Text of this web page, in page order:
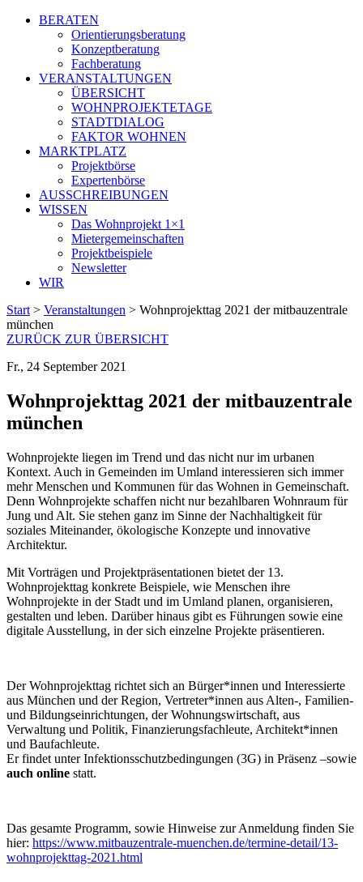
BERATEN
Orientierungsberatung
Konzeptberatung
Fachberatung
VERANSTALTUNGEN
ÜBERSICHT
WOHNPROJEKTETAGE
STADTDIALOG
FAKTOR WOHNEN
MARKTPLATZ
Projektbörse
Expertenbörse
AUSSCHREIBUNGEN
WISSEN
Das Wohnprojekt 1×1
Mietergemeinschaften
Projektbeispiele
Newsletter
WIR
Start > Veranstaltungen > Wohnprojekttag 2021 der mitbauzentrale
münchen
ZURÜCK ZUR ÜBERSICHT
Fr., 24 September 2021
Wohnprojekttag 2021 der mitbauzentrale
münchen
Wohnprojekte liegen im Trend und das nicht nur im urbanen
Kontext. Auch in Gemeinden im Umland interessieren sich immer
mehr Menschen und Kommunen für das Wohnen in Gemeinschaft.
Denn Wohnprojekte schaffen nicht nur bezahlbaren Wohnraum für
Jung und Alt. Sie stehen ganz im Sinne der Nachhaltigkeit für
soziales Miteinander, ökologische Konzepte und innovative
Architektur.
Mit Vorträgen und Projektpräsentationen bietet der 13.
Wohnprojekttag konkrete Beispiele, wie Menschen ihre
Wohnprojekte in der Stadt und im Umland planen, organisieren,
gestalten und leben. Darüber hinaus gibt es Führungen sowie eine
digitale Ausstellung, in der sich einzelne Projekte präsentieren.
Der Wohnprojekttag richtet sich an Bürger*innen und Interessierte
aus München und der Region, Vertreter*innen aus Alten-, Familien-
und Bildungseinrichtungen, der Wohnungswirtschaft, aus
Verwaltung und Politik, Finanzierungsfachleute, Architekt*innen
und Baufachleute.
Er findet unter Infektionsschutzbedingungen (3G) in Präsenz –sowie
auch online statt.
Das gesamte Programm, sowie Hinweise zur Anmeldung finden Sie
hier: https://www.mitbauzentrale-muenchen.de/termine-detail/13-
wohnprojekttag-2021.html